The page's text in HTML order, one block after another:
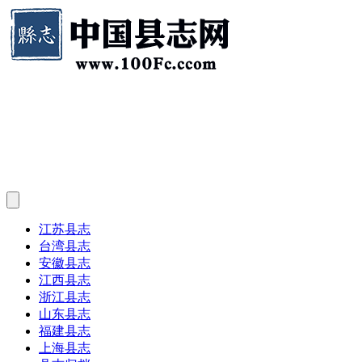
江苏县志
台湾县志
安徽县志
江西县志
浙江县志
山东县志
福建县志
上海县志